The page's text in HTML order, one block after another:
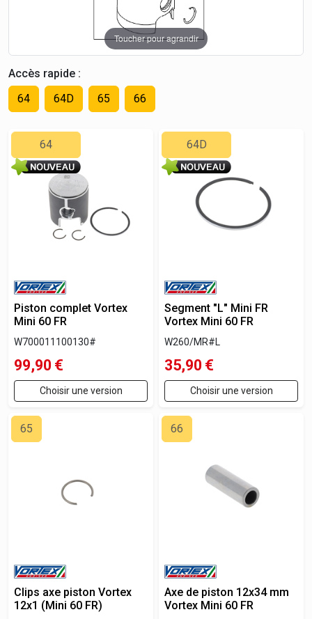
Toucher pour agrandir
Accès rapide :
64
64D 65 66
64
Piston complet Vortex
Mini 60 FR
W700011100130#
99,90 €
Choisir une version
64D
Segment "L" Mini FR
Vortex Mini 60 FR
W260/MR#L
35,90 €
Choisir une version
65
Clips axe piston Vortex
12x1 (Mini 60 FR)
66
Axe de piston 12x34 mm
Vortex Mini 60 FR